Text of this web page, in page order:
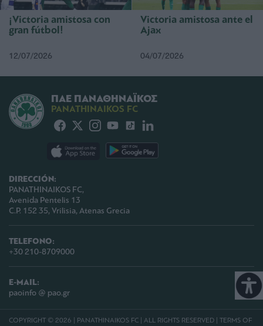
¡Victoria amistosa con
gran fútbol!
12/07/2026
Victoria amistosa ante el
Ajax
04/07/2026
DIRECCIÓN:
PANATHINAIKOS FC,
Avenida Pentelis 13
C.P. 152 35, Vrilisia, Atenas Grecia
TELEFONO:
+30 210-8709000
E-MAIL:
paoinfo @ pao.gr
ΠΑΕ ΠΑΝΑΘΗΝΑΪΚΟΣ
PANATHINAIKOS FC
COPYRIGHT © 2026 | PANATHINAIKOS FC | ALL RIGHTS RESERVED | TERMS OF